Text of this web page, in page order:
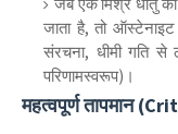
जाता है, तो
संरचना, धीमी गति
परिणामस्वरूप)।
महत्वपूर्ण तापमान